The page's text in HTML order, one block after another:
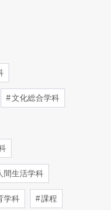
文化総合学科
間生活学科
学科 課程